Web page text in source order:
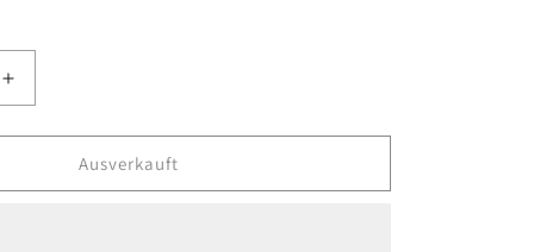
Erhöhe
die
Menge
Xenox
Ausverkauft